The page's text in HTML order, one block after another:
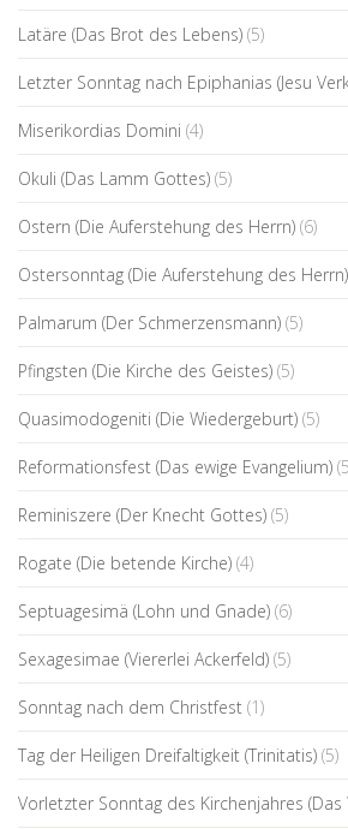
Latäre (Das Brot des Lebens) (5)
Letzter Sonntag nach Epiphanias (Jesu
Miserikordias Domini (4)
Okuli (Das Lamm Gottes) (5)
Ostern (Die Auferstehung des Herrn) (6)
Ostersonntag (Die Auferstehung des Herrn)
Palmarum (Der Schmerzensmann) (5)
Pfingsten (Die Kirche des Geistes) (5)
Quasimodogeniti (Die Wiedergeburt) (5)
Reformationsfest (Das ewige Evangelium)
Reminiszere (Der Knecht Gottes) (5)
Rogate (Die betende Kirche) (4)
Septuagesimä (Lohn und Gnade) (6)
Sexagesimae (Viererlei Ackerfeld) (5)
Sonntag nach dem Christfest (1)
Tag der Heiligen Dreifaltigkeit (Trinitatis) (5)
Vorletzter Sonntag des Kirchenjahres (Das